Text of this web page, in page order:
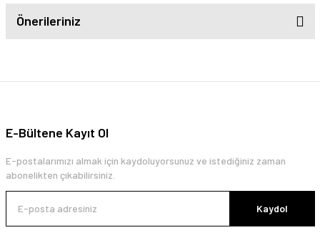
Önerileriniz
E-Bültene Kayıt Ol
E-postalarımızı almak için kaydoluyorsunuz ve istediğiniz zaman
abonelikten çıkabilirsiniz.
Kaydol